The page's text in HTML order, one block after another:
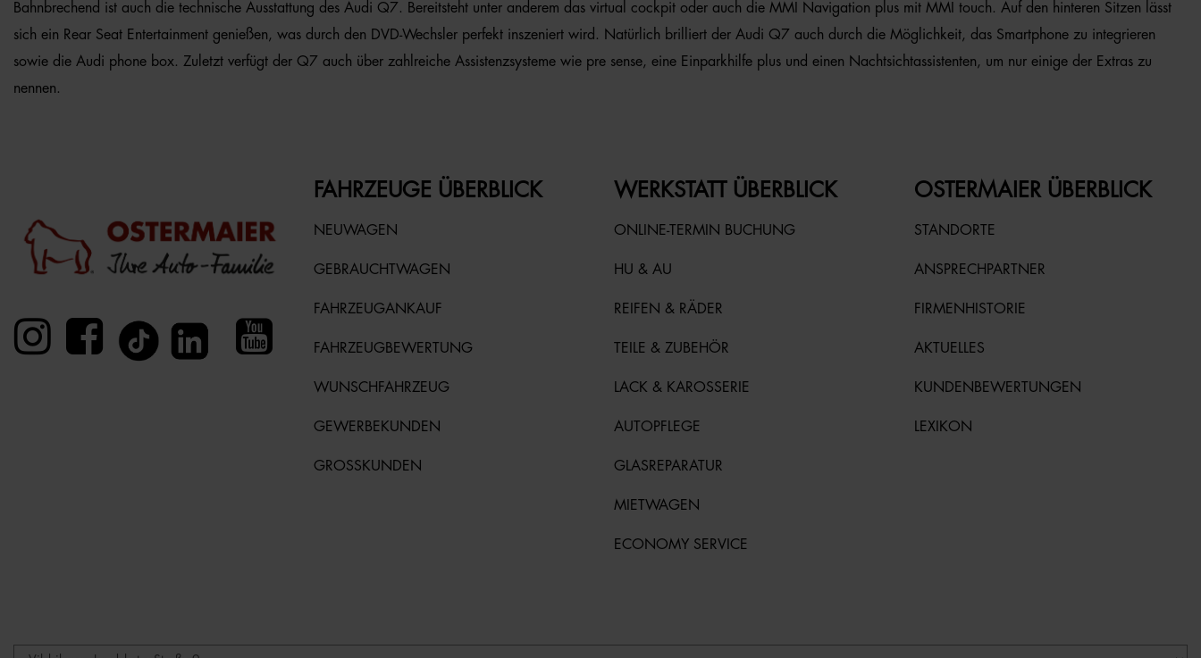
Bahnbrechend ist auch die technische Ausstattung des Audi Q7. Bereitsteht unter anderem das virtual cockpit oder auch die MMI Navigation plus mit MMI touch. Auf den hinteren Sitzen lässt
sich ein Rear Seat Entertainment genießen, was durch den DVD-Wechsler perfekt inszeniert wird. Natürlich brilliert der Audi Q7 auch durch die Möglichkeit, das Smartphone zu integrieren
sowie die Audi phone box. Zuletzt verfügt der Q7 auch über zahlreiche Assistenzsysteme wie pre sense, eine Einparkhilfe plus und einen Nachtsichtassistenten, um nur einige der Extras zu
nennen.
FAHRZEUGE ÜBERBLICK
NEUWAGEN
GEBRAUCHTWAGEN
FAHRZEUGANKAUF
FAHRZEUGBEWERTUNG
WUNSCHFAHRZEUG
GEWERBEKUNDEN
GROSSKUNDEN
WERKSTATT ÜBERBLICK
ONLINE-TERMIN BUCHUNG
HU & AU
REIFEN & RÄDER
TEILE & ZUBEHÖR
LACK & KAROSSERIE
AUTOPFLEGE
GLASREPARATUR
MIETWAGEN
ECONOMY SERVICE
OSTERMAIER ÜBERBLICK
STANDORTE
ANSPRECHPARTNER
FIRMENHISTORIE
AKTUELLES
KUNDENBEWERTUNGEN
LEXIKON